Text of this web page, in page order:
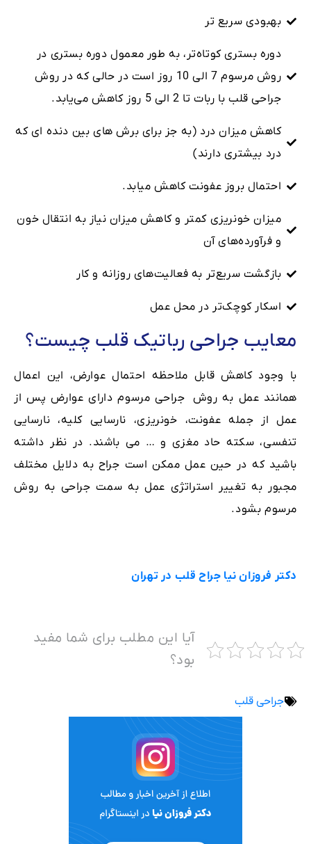
بهبودی سریع ‌تر
دوره بستری کوتاه‌تر، به طور معمول دوره بستری در
روش مرسوم 7 الی 10 روز است در حالی که در روش
جراحی قلب با ربات تا 2 الی 5 روز کاهش می‌یابد.
کاهش میزان درد (به جز برای برش های بین دنده ای که
درد بیشتری دارند)
احتمال بروز عفونت کاهش میابد.
میزان خونریزی کمتر و کاهش میزان نیاز به انتقال خون
و فرآورده‌های آن
بازگشت سریع‌تر به فعالیت‌های روزانه و کار
اسکار کوچک‌تر در محل عمل
معایب جراحی رباتیک قلب چیست؟
با وجود کاهش قابل ملاحظه احتمال عوارض، این اعمال
همانند عمل به روش جراحی مرسوم دارای عوارض پس از
عمل از جمله عفونت، خونریزی، نارسایی کلیه، نارسایی
تنفسی، سکته حاد مغزی و … می باشند. در نظر داشته
باشید که در حین عمل ممکن است جراح به دلایل مختلف
مجبور به تغییر استراتژی عمل به سمت جراحی به روش
مرسوم بشود.
دکتر فروزان نیا جراح قلب در تهران
آیا این مطلب برای شما مفید
بود؟
جراحی قلب